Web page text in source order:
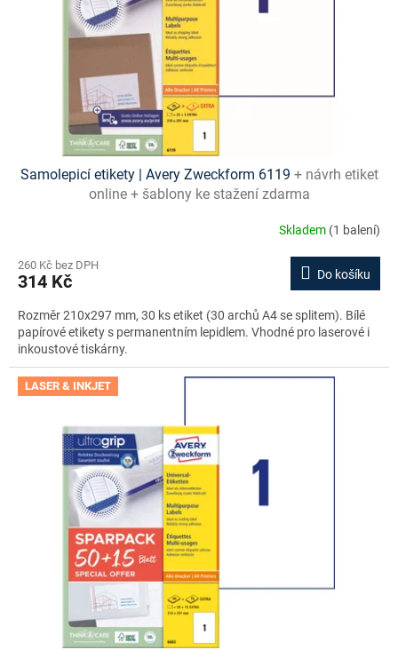
Samolepicí etikety | Avery Zweckform 6119 + návrh etiket
online + šablony ke stažení zdarma
Skladem (1 balení)
260 Kč bez DPH
314 Kč Do košíku
Rozměr 210x297 mm, 30 ks etiket (30 archů A4 se splitem). Bílé
papírové etikety s permanentním lepidlem. Vhodné pro laserové i
inkoustové tiskárny.
LASER & INKJET